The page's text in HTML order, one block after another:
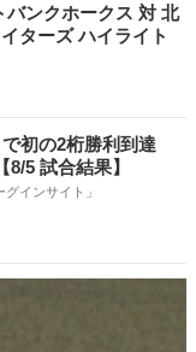
バンクホークス 対 北
ターズ ハイライト
で初の2桁勝利到達
5 試合結果】
インサイト」